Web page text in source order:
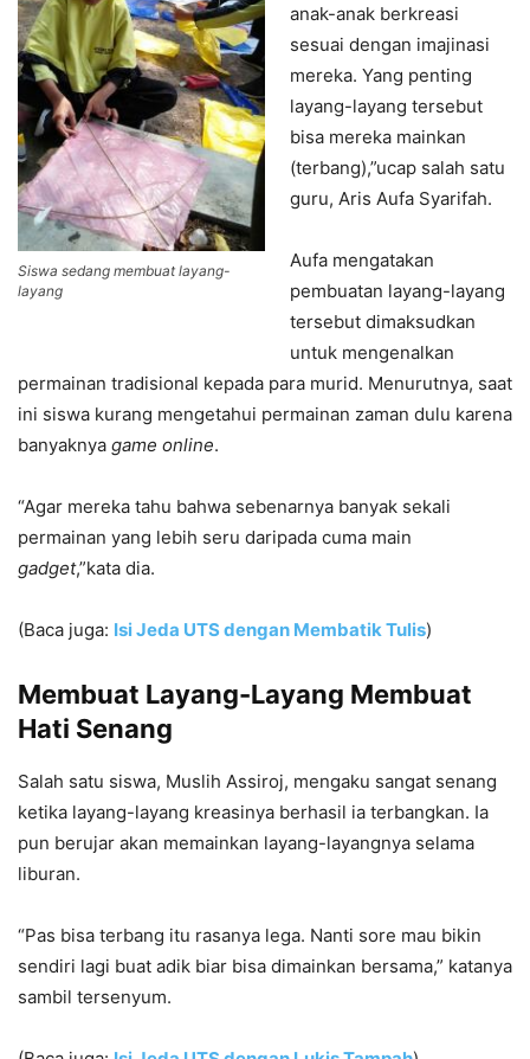
Siswa sedang membuat layang-
layang
anak-anak berkreasi
sesuai dengan imajinasi
mereka. Yang penting
layang-layang tersebut
bisa mereka mainkan
(terbang),”ucap salah satu
guru, Aris Aufa Syarifah.
Aufa mengatakan
pembuatan layang-layang
tersebut dimaksudkan
untuk mengenalkan
permainan tradisional kepada para murid. Menurutnya, saat
ini siswa kurang mengetahui permainan zaman dulu karena
banyaknya game online.
“Agar mereka tahu bahwa sebenarnya banyak sekali
permainan yang lebih seru daripada cuma main
gadget,”kata dia.
(Baca juga: Isi Jeda UTS dengan Membatik Tulis)
Membuat Layang-Layang Membuat
Hati Senang
Salah satu siswa, Muslih Assiroj, mengaku sangat senang
ketika layang-layang kreasinya berhasil ia terbangkan. Ia
pun berujar akan memainkan layang-layangnya selama
liburan.
“Pas bisa terbang itu rasanya lega. Nanti sore mau bikin
sendiri lagi buat adik biar bisa dimainkan bersama,” katanya
sambil tersenyum.